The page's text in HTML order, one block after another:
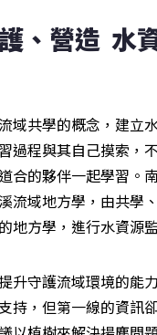
、營造  水
域共學的概念，建立
過程與其自己摸索，
合的夥伴一起學習。
流域地方學，由共學
地方學，進行水資源
升守護流域環境的能
持，但第一線的資訊